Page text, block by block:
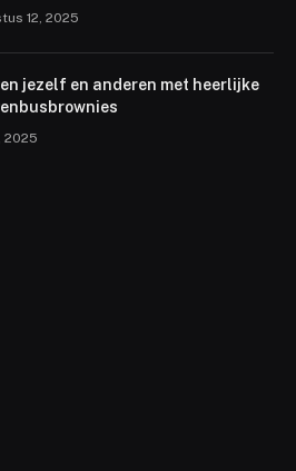
12, 2025
jezelf en anderen met heerlijke
2025